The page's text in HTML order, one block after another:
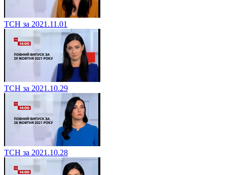
ТСН за 2021.11.01
ТСН за 2021.10.29
ТСН за 2021.10.28